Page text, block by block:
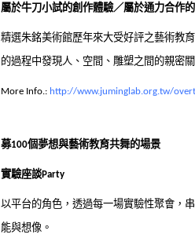
屬於牛刀小試的創作體驗／屬於通力合作
精選朱銘美術館歷年來大受好評之藝術教
的過程中發現人、空間、雕塑之間的親密關
More Info.: http://www.juminglab.org.tw/
募100個夢想與藝術教育共舞的場景
實驗座談Party
以平台的角色，透過每一場實驗性聚會，
能與想像。